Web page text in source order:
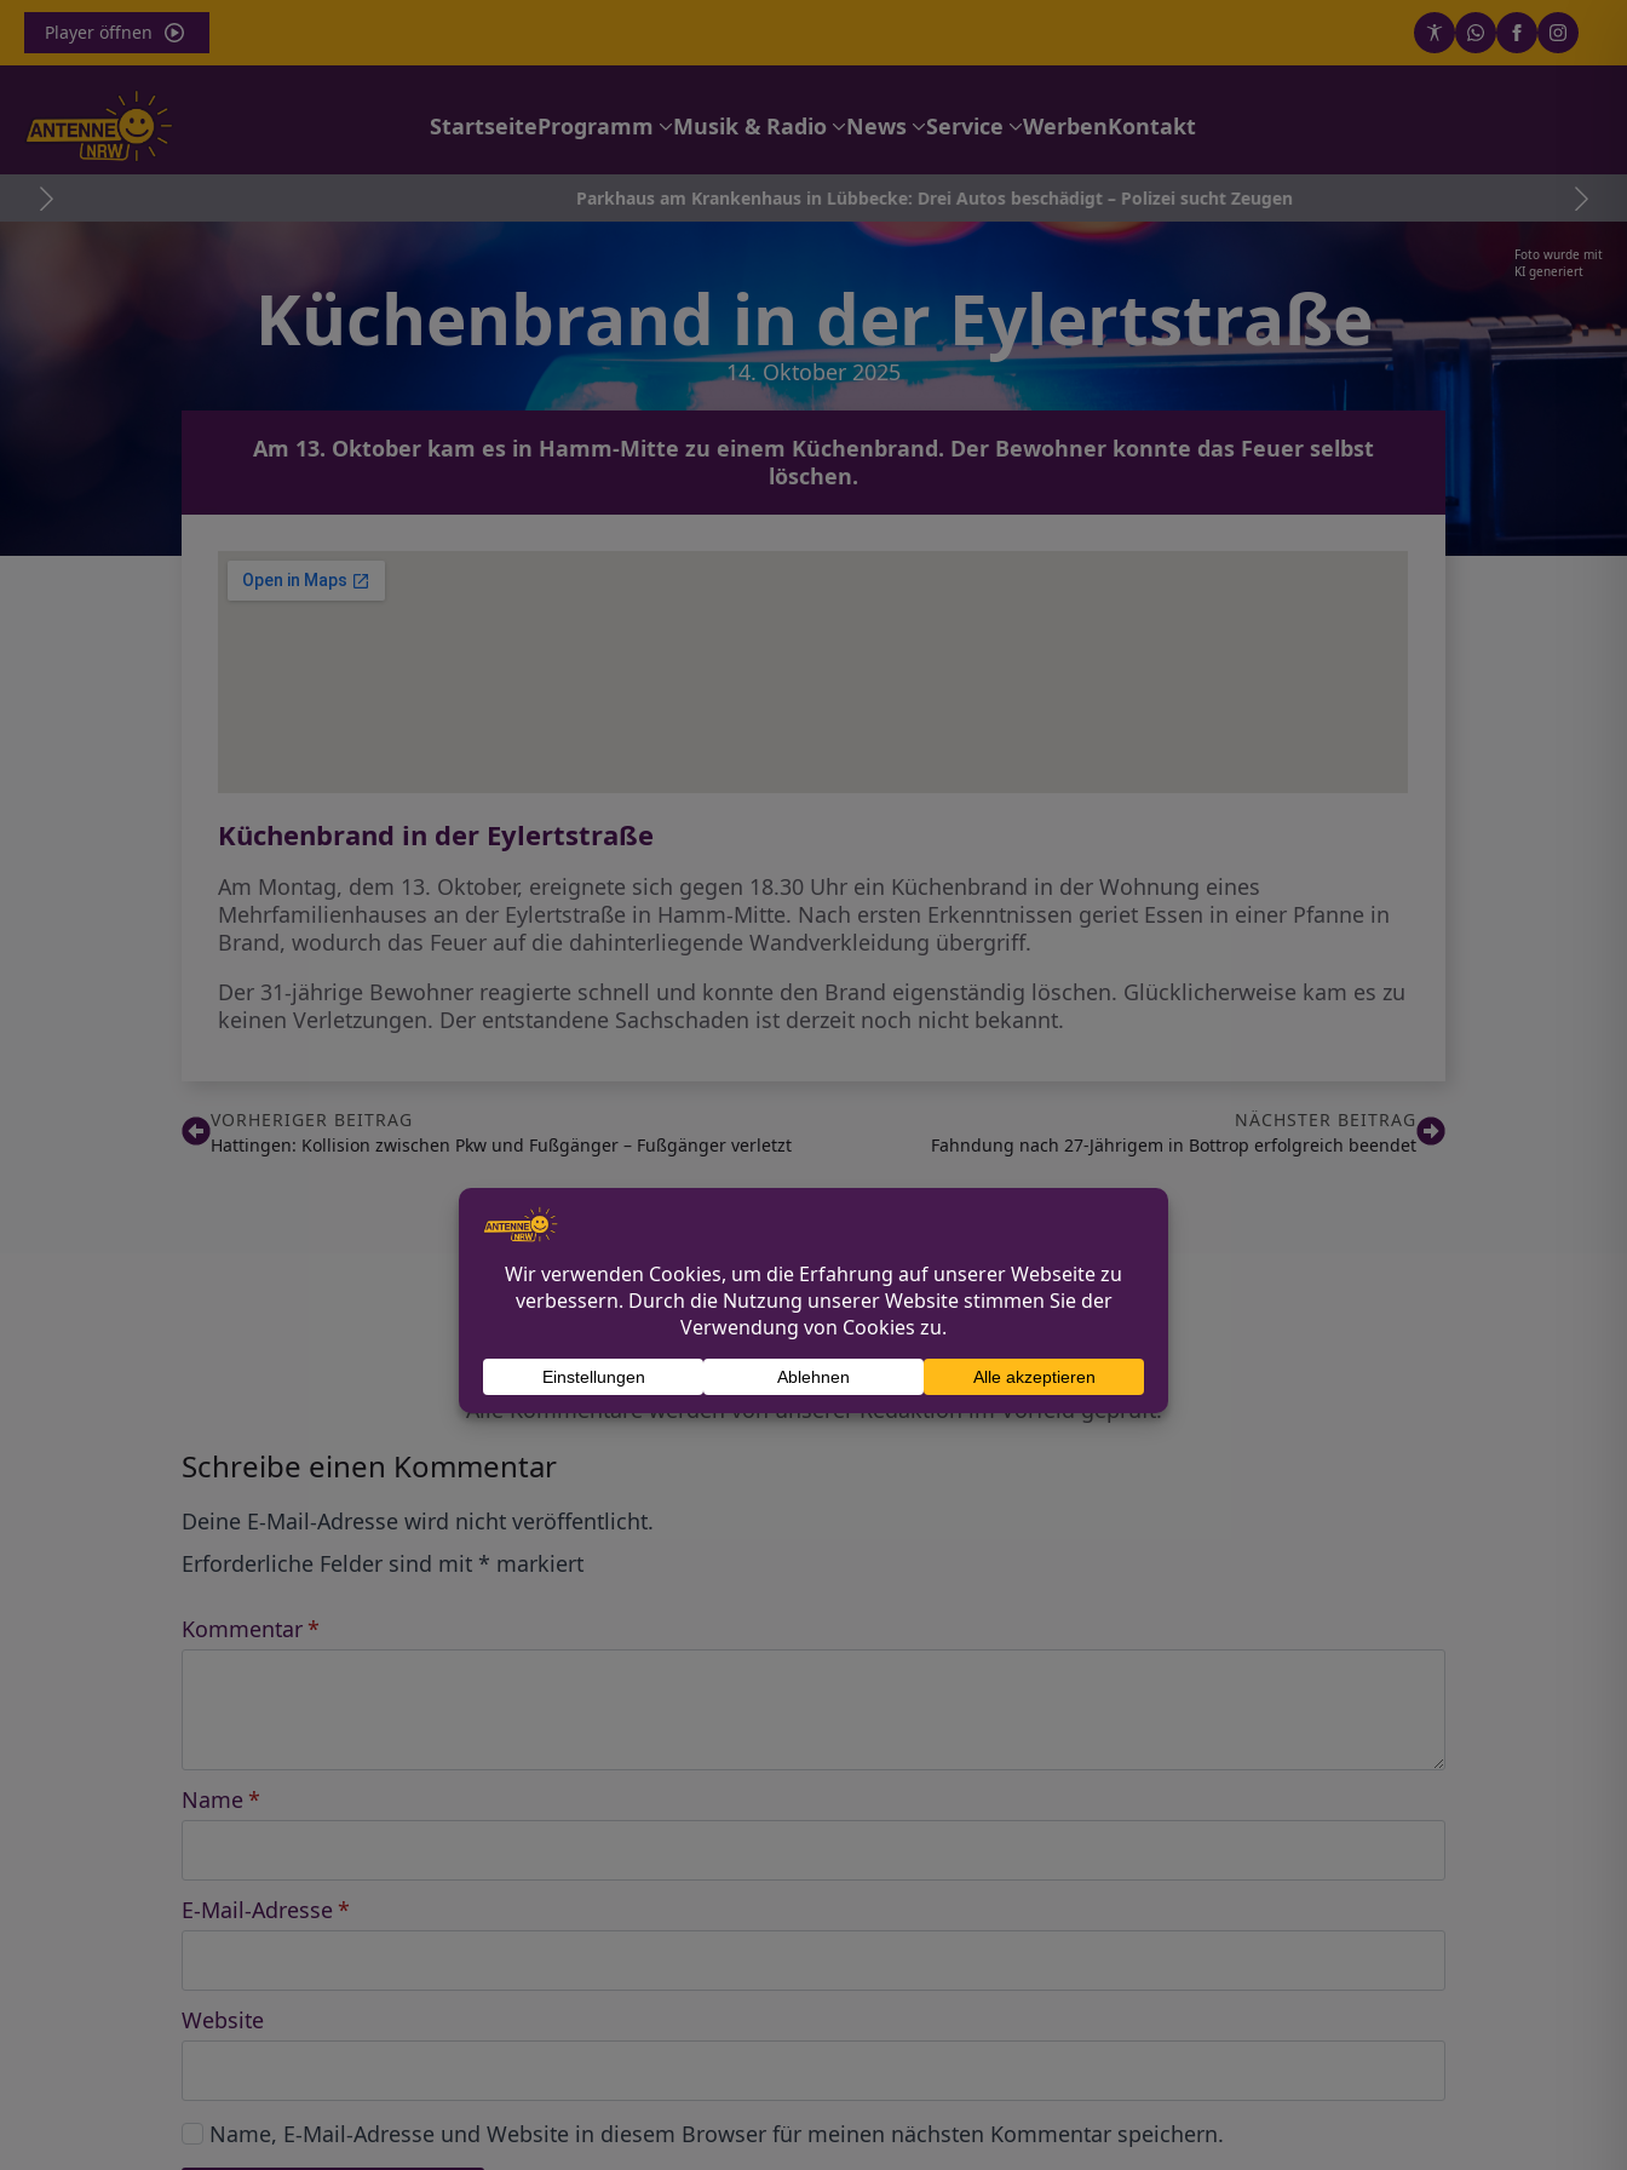
Player öffnen
StartseiteProgramm Musik & Radio News Service WerbenKontakt
Parkhaus am Krankenhaus in Lübbecke: Drei Autos beschädigt – Polizei sucht Zeugen
Foto wurde mit
KI generiert
Küchenbrand in der Eylertstraße
14. Oktober 2025
Am 13. Oktober kam es in Hamm-Mitte zu einem Küchenbrand. Der Bewohner konnte das Feuer selbst
löschen.
Küchenbrand in der Eylertstraße
Am Montag, dem 13. Oktober, ereignete sich gegen 18.30 Uhr ein Küchenbrand in der Wohnung eines
Mehrfamilienhauses an der Eylertstraße in Hamm-Mitte. Nach ersten Erkenntnissen geriet Essen in einer Pfanne in
Brand, wodurch das Feuer auf die dahinterliegende Wandverkleidung übergriff.
Der 31-jährige Bewohner reagierte schnell und konnte den Brand eigenständig löschen. Glücklicherweise kam es zu
keinen Verletzungen. Der entstandene Sachschaden ist derzeit noch nicht bekannt.
VORHERIGER BEITRAG
Hattingen: Kollision zwischen Pkw und Fußgänger – Fußgänger verletzt
NÄCHSTER BEITRAG
Fahndung nach 27-Jährigem in Bottrop erfolgreich beendet
Diskutiere mit!
Anonym und ganz ohne Anmeldezwang!
Alle Kommentare werden von unserer Redaktion im Vorfeld geprüft.
Schreibe einen Kommentar
Deine E-Mail-Adresse wird nicht veröffentlicht.
Erforderliche Felder sind mit * markiert
Kommentar *
Name *
E-Mail-Adresse *
Website
Name, E-Mail-Adresse und Website in diesem Browser für meinen nächsten Kommentar speichern.